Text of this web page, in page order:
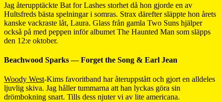
Jag återupptäckte Bat for Lashes storhet då hon gjorde en av
Hultsfreds bästa spelningar i somras. Strax därefter släppte hon årets
kanske vackraste låt, Laura. Glass från gamla Two Suns hjälper
också på med peppen inför albumet The Haunted Man som släpps
den 12:e oktober.
Beachwood Sparks — Forget the Song & Earl Jean
Woody West-Kims favoritband har återuppstått och gjort en alldeles
ljuvlig skiva. Jag håller tummarna att han lyckas göra sin
drömbokning snart. Tills dess njuter vi av lite americana.